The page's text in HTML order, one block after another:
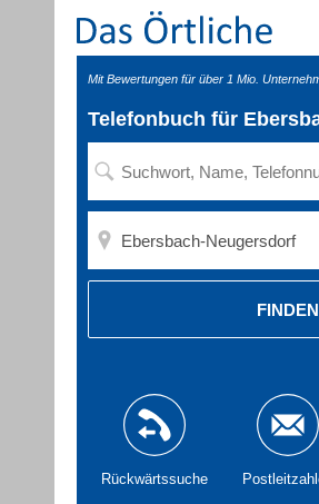
Mit Bewertungen für über 1 Mio.
Telefonbuch für
FINDEN
Rückwärtssuche